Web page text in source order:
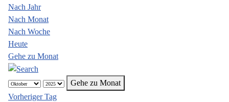
Nach Jahr
Nach Monat
Nach Woche
Heute
Gehe zu Monat
Gehe zu Monat
Vorheriger Tag